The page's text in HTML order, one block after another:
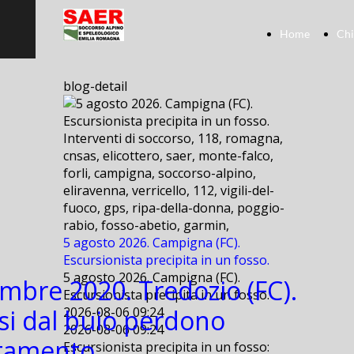
Home
blog-detail
Interventi di soccorso, 118, romagna,
cnsas, elicottero, saer, monte-falco,
forli, campigna, soccorso-alpino,
eliravenna, verricello, 112, vigili-del-
fuoco, gps, ripa-della-donna, poggio-
rabio, fosso-abetio, garmin,
5 agosto 2026. Campigna (FC).
Escursionista precipita in un fosso.
5 agosto 2026. Campigna (FC).
Escursionista precipita in un fosso.
2026-08-06 09:24
2026-08-06 09:24
Escursionista precipita in un fosso:
2020. Tredozio (FC).
dal buio perdono